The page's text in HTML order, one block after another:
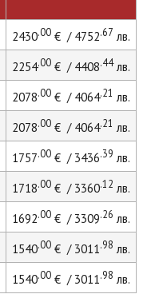
2430.00€ / 4752.67 лв.
2254.00€ / 4408.44лв.
2078.00€ / 4064.21 лв.
2078.00€ / 4064.21 лв.
1757.00€ / 3436.39 лв.
1718.00€ / 3360.12 лв.
1692.00€ / 3309.26 лв.
1540.00€ / 3011.98 лв.
1540.00€ / 3011.98 лв.